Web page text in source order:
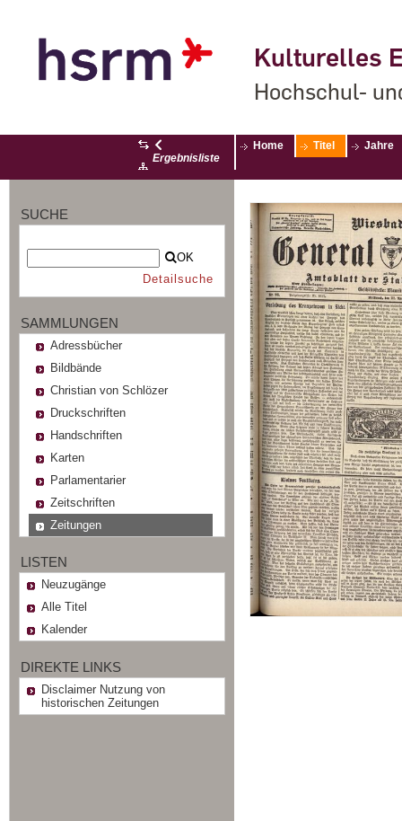
Kulturelles
Hochschul-
Ergebnisliste
Home Titel Jahre
SUCHE
OK
Detailsuche
SAMMLUNGEN
Adressbücher
Bildbände
Christian von Schlözer
Druckschriften
Handschriften
Karten
Parlamentarier
Zeitschriften
Zeitungen
LISTEN
Neuzugänge
Alle Titel
Kalender
DIREKTE LINKS
Disclaimer Nutzung von
historischen Zeitungen